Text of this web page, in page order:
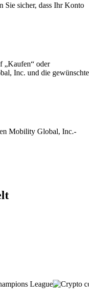
Sie sicher, dass Ihr Konto
„Kaufen“ oder
Inc. und die gewünschte
Mobility Global, Inc.-